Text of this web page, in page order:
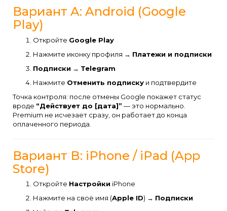
Вариант A: Android (Google
Play)
Откройте Google Play
Нажмите иконку профиля → Платежи и подписки
Подписки → Telegram
Нажмите Отменить подписку и подтвердите
Точка контроля: после отмены Google покажет статус
вроде “Действует до [дата]” — это нормально.
Premium не исчезает сразу, он работает до конца
оплаченного периода.
Вариант B: iPhone / iPad (App
Store)
Откройте Настройки iPhone
Нажмите на своё имя (Apple ID) → Подписки